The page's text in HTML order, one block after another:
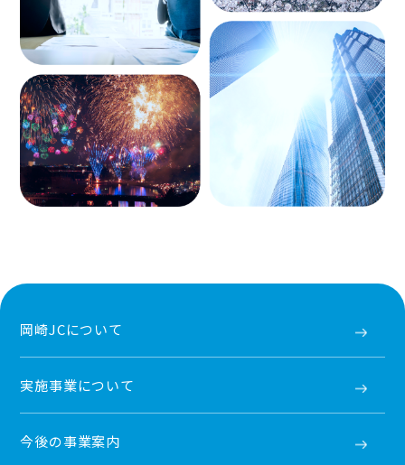
岡崎JCについて
実施事業について
今後の事業案内